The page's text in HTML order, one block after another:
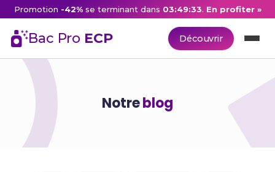
Promotion -42%se terminant dans 03:49:33. En profiter »
Bac Pro ECP Découvrir
Notreblog